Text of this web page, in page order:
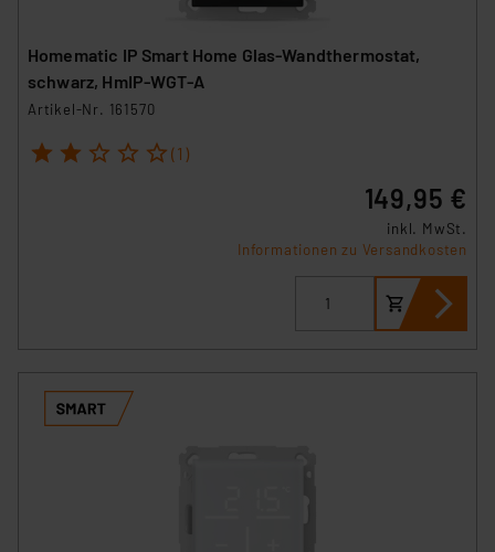
Homematic IP Smart Home Glas-Wandthermostat,
schwarz, HmIP-WGT-A
Artikel-Nr. 161570
1 2 3 4 5 (1)
149,95 €
inkl. MwSt.
Informationen zu Versandkosten